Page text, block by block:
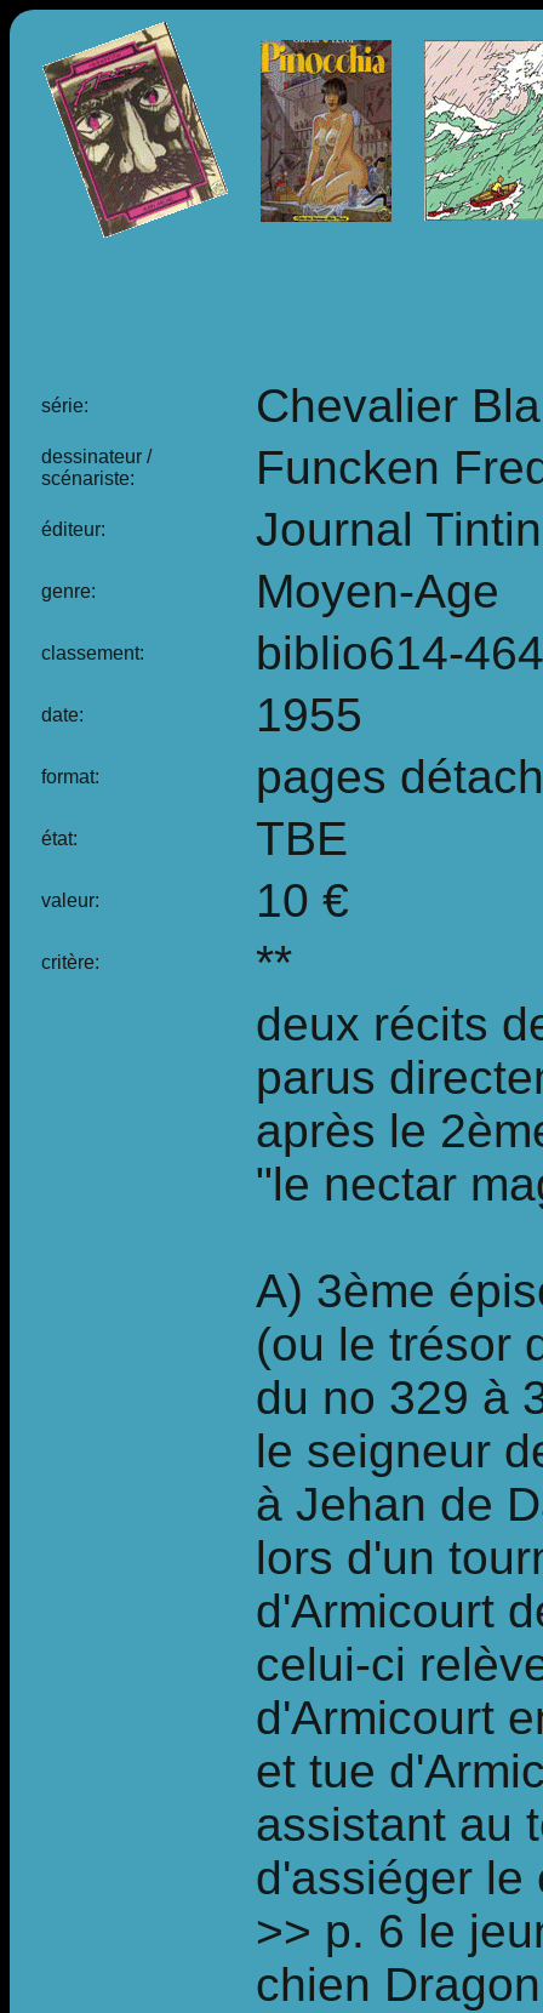
série: Chevalier
dessinateur /
scénariste:
Funcken
éditeur: Journal Tintin
genre: Moyen-Age
classement: biblio614-
date: 1955
format: pages
état: TBE
valeur: 10 €
critère:
**
deux récits
parus
après le
"le nectar
A) 3ème
(ou le trésor
du no 329 à
le seigneur
à Jehan de
lors d'un
d'Armicourt
celui-ci
d'Armicourt
et tue
assistant au
d'assiéger le
>> p. 6 le
chien